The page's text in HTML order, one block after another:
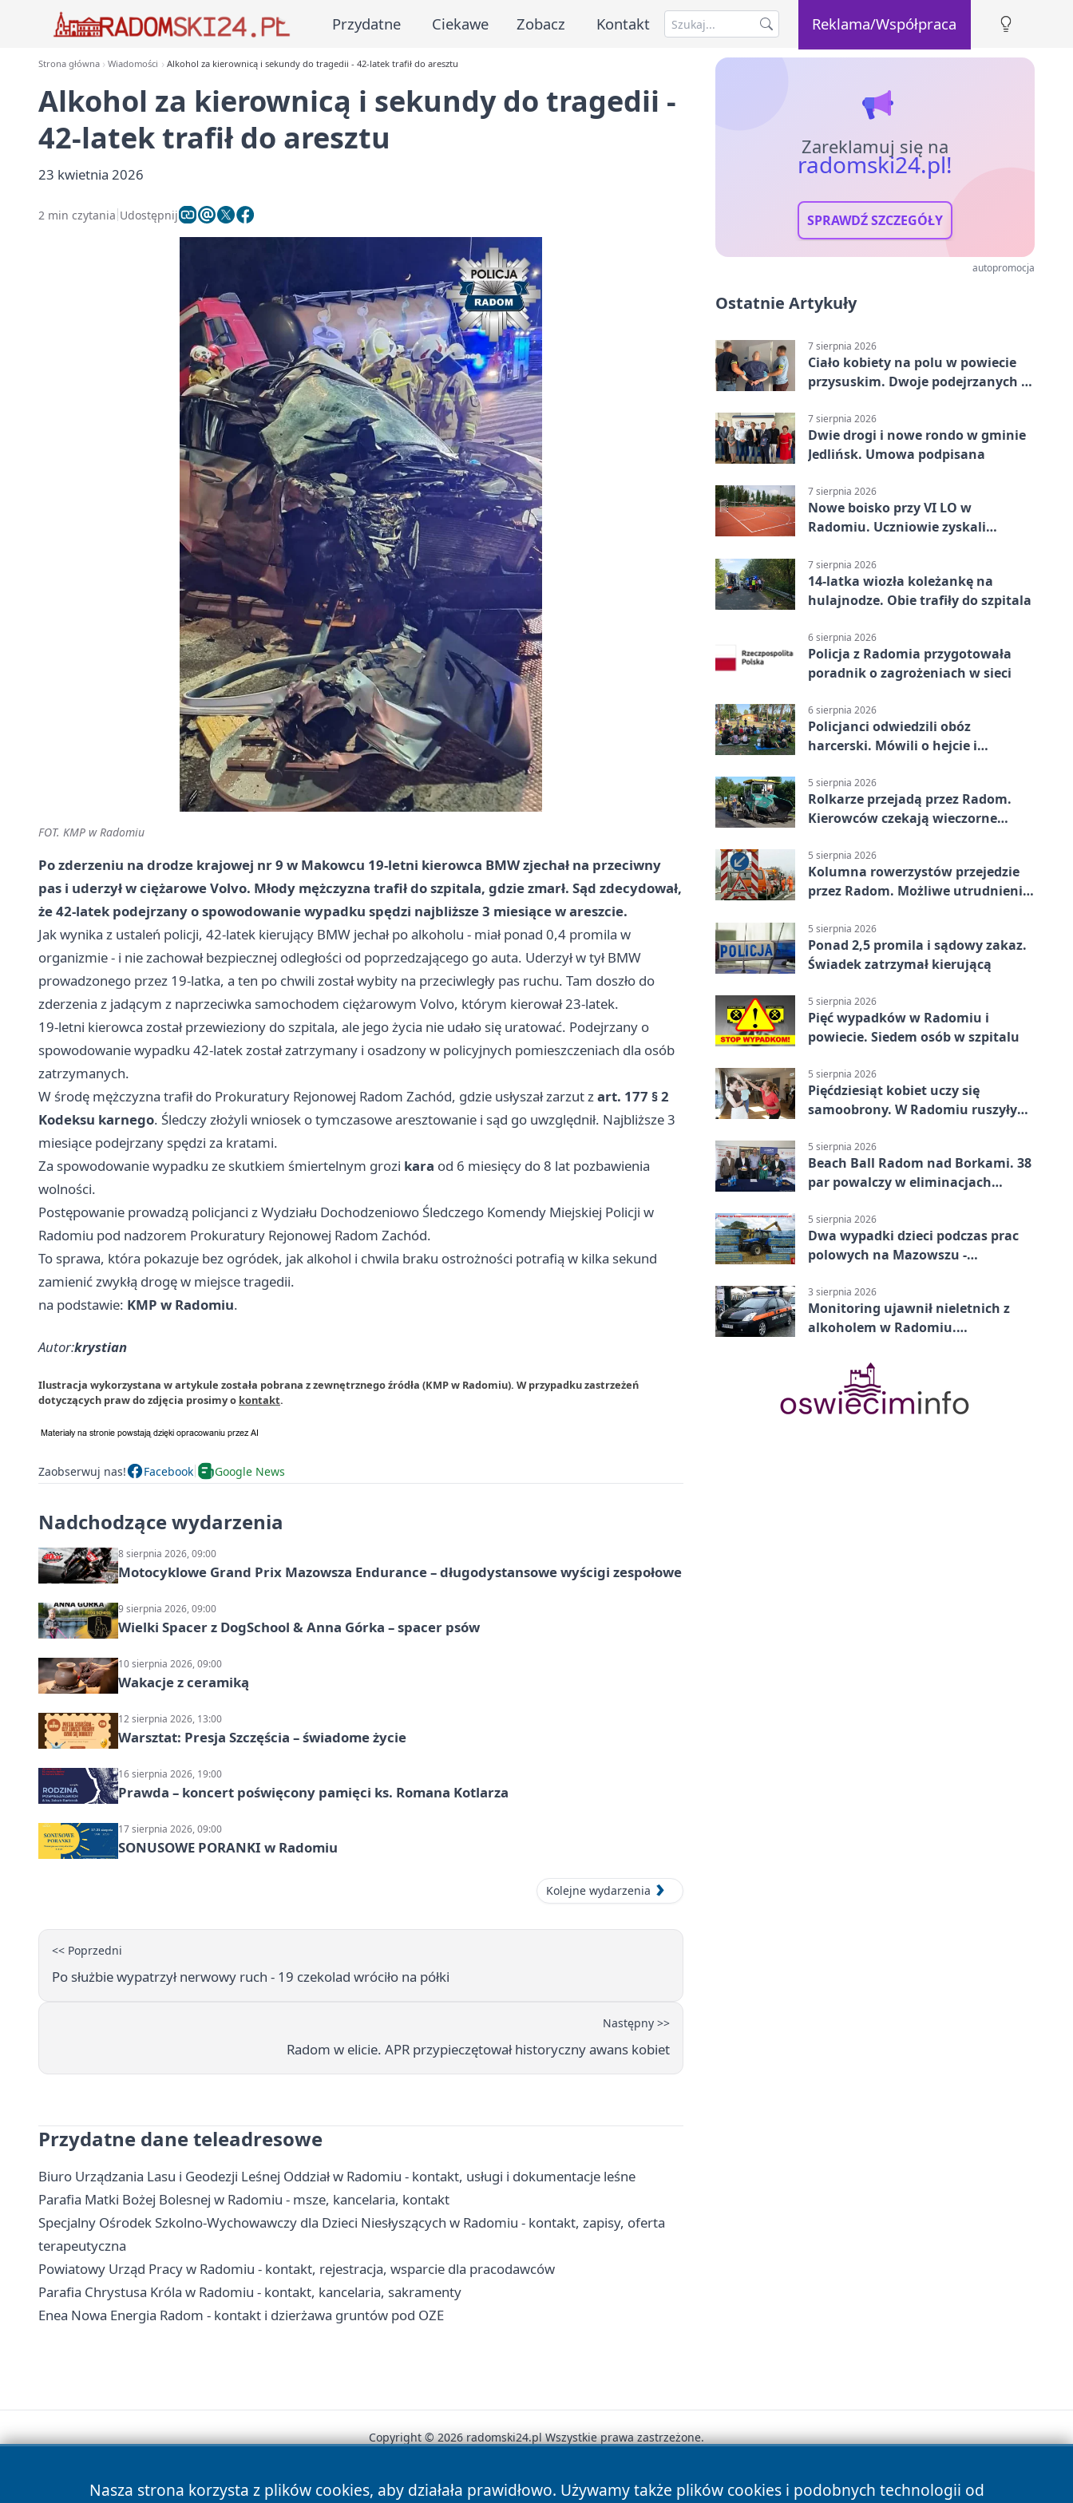
Przydatne Ciekawe Zobacz Kontakt Reklama/Współpraca
Strona główna Wiadomości Alkohol za kierownicą i sekundy do tragedii - 42-latek trafił do aresztu
Alkohol za kierownicą i sekundy do tragedii -
42-latek trafił do aresztu
23 kwietnia 2026
2 min czytania Udostępnij
FOT. KMP w Radomiu
Po zderzeniu na drodze krajowej nr 9 w Makowcu 19-letni kierowca BMW zjechał na przeciwny
pas i uderzył w ciężarowe Volvo. Młody mężczyzna trafił do szpitala, gdzie zmarł. Sąd zdecydował,
że 42-latek podejrzany o spowodowanie wypadku spędzi najbliższe 3 miesiące w areszcie.
Jak wynika z ustaleń policji, 42-latek kierujący BMW jechał po alkoholu - miał ponad 0,4 promila w
organizmie - i nie zachował bezpiecznej odległości od poprzedzającego go auta. Uderzył w tył BMW
prowadzonego przez 19-latka, a ten po chwili został wybity na przeciwległy pas ruchu. Tam doszło do
zderzenia z jadącym z naprzeciwka samochodem ciężarowym Volvo, którym kierował 23-latek.
19-letni kierowca został przewieziony do szpitala, ale jego życia nie udało się uratować. Podejrzany o
spowodowanie wypadku 42-latek został zatrzymany i osadzony w policyjnych pomieszczeniach dla osób
zatrzymanych.
W środę mężczyzna trafił do Prokuratury Rejonowej Radom Zachód, gdzie usłyszał zarzut zart. 177 § 2
Kodeksu karnego. Śledczy złożyli wniosek o tymczasowe aresztowanie i sąd go uwzględnił. Najbliższe 3
miesiące podejrzany spędzi za kratami.
Za spowodowanie wypadku ze skutkiem śmiertelnym grozi kara od 6 miesięcy do 8 lat pozbawienia
wolności.
Postępowanie prowadzą policjanci z Wydziału Dochodzeniowo Śledczego Komendy Miejskiej Policji w
Radomiu pod nadzorem Prokuratury Rejonowej Radom Zachód.
To sprawa, która pokazuje bez ogródek, jak alkohol i chwila braku ostrożności potrafią w kilka sekund
zamienić zwykłą drogę w miejsce tragedii.
na podstawie: KMP w Radomiu.
Autor:krystian
Ilustracja wykorzystana w artykule została pobrana z zewnętrznego źródła (KMP w Radomiu). W przypadku zastrzeżeń
dotyczących praw do zdjęcia prosimy o kontakt.
Zaobserwuj nas! Facebook Google News
Nadchodzące wydarzenia
8 sierpnia 2026, 09:00
Motocyklowe Grand Prix Mazowsza Endurance – długodystansowe wyścigi zespołowe
9 sierpnia 2026, 09:00
Wielki Spacer z DogSchool & Anna Górka – spacer psów
10 sierpnia 2026, 09:00
Wakacje z ceramiką
12 sierpnia 2026, 13:00
Warsztat: Presja Szczęścia – świadome życie
16 sierpnia 2026, 19:00
Prawda – koncert poświęcony pamięci ks. Romana Kotlarza
17 sierpnia 2026, 09:00
SONUSOWE PORANKI w Radomiu
Kolejne wydarzenia
<< Poprzedni
Po służbie wypatrzył nerwowy ruch - 19 czekolad wróciło na półki
Następny >>
Radom w elicie. APR przypieczętował historyczny awans kobiet
Przydatne dane teleadresowe
Biuro Urządzania Lasu i Geodezji Leśnej Oddział w Radomiu - kontakt, usługi i dokumentacje leśne
Parafia Matki Bożej Bolesnej w Radomiu - msze, kancelaria, kontakt
Specjalny Ośrodek Szkolno-Wychowawczy dla Dzieci Niesłyszących w Radomiu - kontakt, zapisy, oferta
terapeutyczna
Powiatowy Urząd Pracy w Radomiu - kontakt, rejestracja, wsparcie dla pracodawców
Parafia Chrystusa Króla w Radomiu - kontakt, kancelaria, sakramenty
Enea Nowa Energia Radom - kontakt i dzierżawa gruntów pod OZE
Zareklamuj się na
radomski24.pl!
SPRAWDŹ SZCZEGÓŁY
autopromocja
Ostatnie Artykuły
7 sierpnia 2026
Ciało kobiety na polu w powiecie
przysuskim. Dwoje podejrzanych w
7 sierpnia 2026
Dwie drogi i nowe rondo w gminie
Jedlińsk. Umowa podpisana
7 sierpnia 2026
Nowe boisko przy VI LO w
Radomiu. Uczniowie zyskali
7 sierpnia 2026
14-latka wiozła koleżankę na
hulajnodze. Obie trafiły do szpitala
6 sierpnia 2026
Policja z Radomia przygotowała
poradnik o zagrożeniach w sieci
6 sierpnia 2026
Policjanci odwiedzili obóz
harcerski. Mówili o hejcie i
5 sierpnia 2026
Rolkarze przejadą przez Radom.
Kierowców czekają wieczorne
5 sierpnia 2026
Kolumna rowerzystów przejedzie
przez Radom. Możliwe utrudnienia
5 sierpnia 2026
Ponad 2,5 promila i sądowy zakaz.
Świadek zatrzymał kierującą
5 sierpnia 2026
Pięć wypadków w Radomiu i
powiecie. Siedem osób w szpitalu
5 sierpnia 2026
Pięćdziesiąt kobiet uczy się
samoobrony. W Radomiu ruszyły
5 sierpnia 2026
Beach Ball Radom nad Borkami. 38
par powalczy w eliminacjach
5 sierpnia 2026
Dwa wypadki dzieci podczas prac
polowych na Mazowszu -
3 sierpnia 2026
Monitoring ujawnił nieletnich z
alkoholem w Radomiu.
Nasza strona korzysta z plików cookies, aby działała prawidłowo. Używamy także plików cookies i podobnych technologii od
Copyright © 2026 radomski24.pl Wszystkie prawa zastrzeżone.
News Autorzy Polityka Prywatności Polityka Cookies